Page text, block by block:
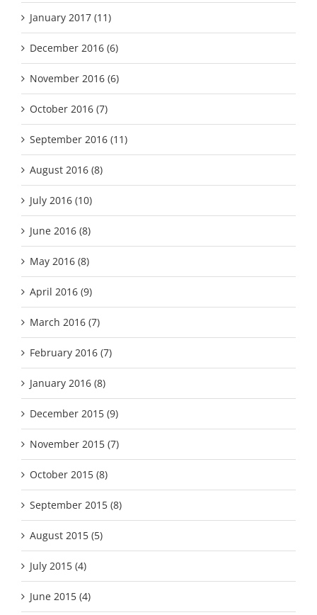
January 2017 (11)
December 2016 (6)
November 2016 (6)
October 2016 (7)
September 2016 (11)
August 2016 (8)
July 2016 (10)
June 2016 (8)
May 2016 (8)
April 2016 (9)
March 2016 (7)
February 2016 (7)
January 2016 (8)
December 2015 (9)
November 2015 (7)
October 2015 (8)
September 2015 (8)
August 2015 (5)
July 2015 (4)
June 2015 (4)